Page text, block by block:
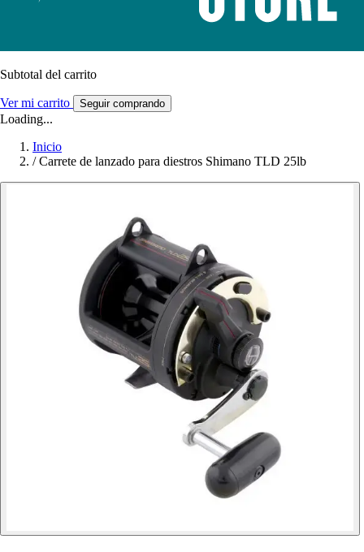
Subtotal del carrito
Ver mi carrito Seguir comprando
Loading...
Inicio
/ Carrete de lanzado para diestros Shimano TLD 25lb